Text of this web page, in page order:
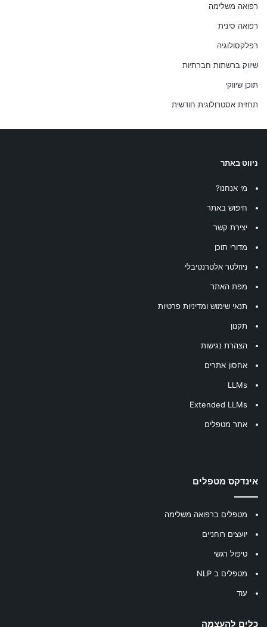
רפואה משלימה
רפואה סינית
רפלקסולוגיה
שיווק ברשתות חברתיות
תוכן שיווקי
תחזית אסטרולוגית חודשית
ניווט באתר
מי אנחנו?
חיפוש באתר
יצירת קשר
מדורי תוכן
ניוזלטר אלטרנטיבלי
מפת האתר
תנאי שימוש ומדיניות פרטיות
תקנון
הצהרת נגישות
אחסון אתרים
LLMs
Extended LLMs
אתר מטפלים
אינדקס מטפלים
מטפלים ברפואה משלימה
יועצים רוחניים
טיפול רגשי
מטפלים ב NLP
עוד
כלים להעצמה